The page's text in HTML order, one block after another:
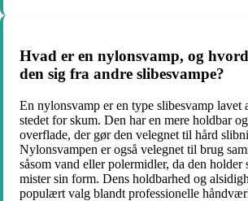
Hvad er en nylonsvamp, og
den sig fra andre slibesvampe?
En nylonsvamp er en type slibesvamp lavet
stedet for skum. Den har en mere holdbar
overflade, der gør den velegnet til hård
Nylonsvampen er også velegnet til brug
såsom vand eller polermidler, da den
mister sin form. Dens holdbarhed og
populært valg blandt professionelle